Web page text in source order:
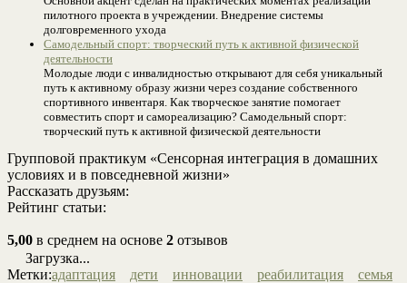
пилотного проекта в учреждении. Внедрение системы
долговременного ухода
Самодельный спорт: творческий путь к активной физической
деятельности
Молодые люди с инвалидностью открывают для себя уникальный
путь к активному образу жизни через создание собственного
спортивного инвентаря. Как творческое занятие помогает
совместить спорт и самореализацию? Самодельный спорт:
творческий путь к активной физической деятельности
Групповой практикум «Сенсорная интеграция в домашних
условиях и в повседневной жизни»
Рассказать друзьям:
Рейтинг статьи:
5,00 в среднем на основе 2 отзывов
Загрузка...
Метки:адаптация дети инновации реабилитация
семья